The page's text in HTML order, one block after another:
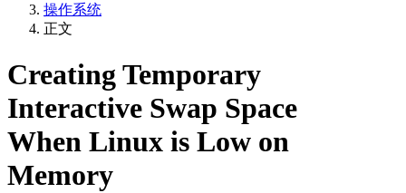
操作系统
正文
Creating Temporary
Interactive Swap Space
When Linux is Low on
Memory